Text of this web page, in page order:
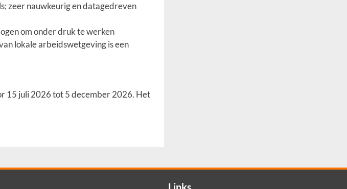
zeer nauwkeurig en datagedreven
om onder druk te werken
lokale arbeidswetgeving is een
15 juli 2026 tot 5 december 2026. Het